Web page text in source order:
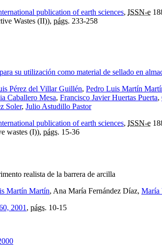
publication of earth sciences, ISSN-e
Wastes (II)), págs. 233-258
su utilización como material de sellado en
Pérez del Villar Guillén, Pedro Luis Martín
Caballero Mesa, Francisco Javier Huertas Puerta,
Soler, Julio Astudillo Pastor
publication of earth sciences, ISSN-e
wastes (I)), págs. 15-36
realista de la barrera de arcilla
Martín Martín, Ana María Fernández Díaz, María
2001 , págs. 10-15